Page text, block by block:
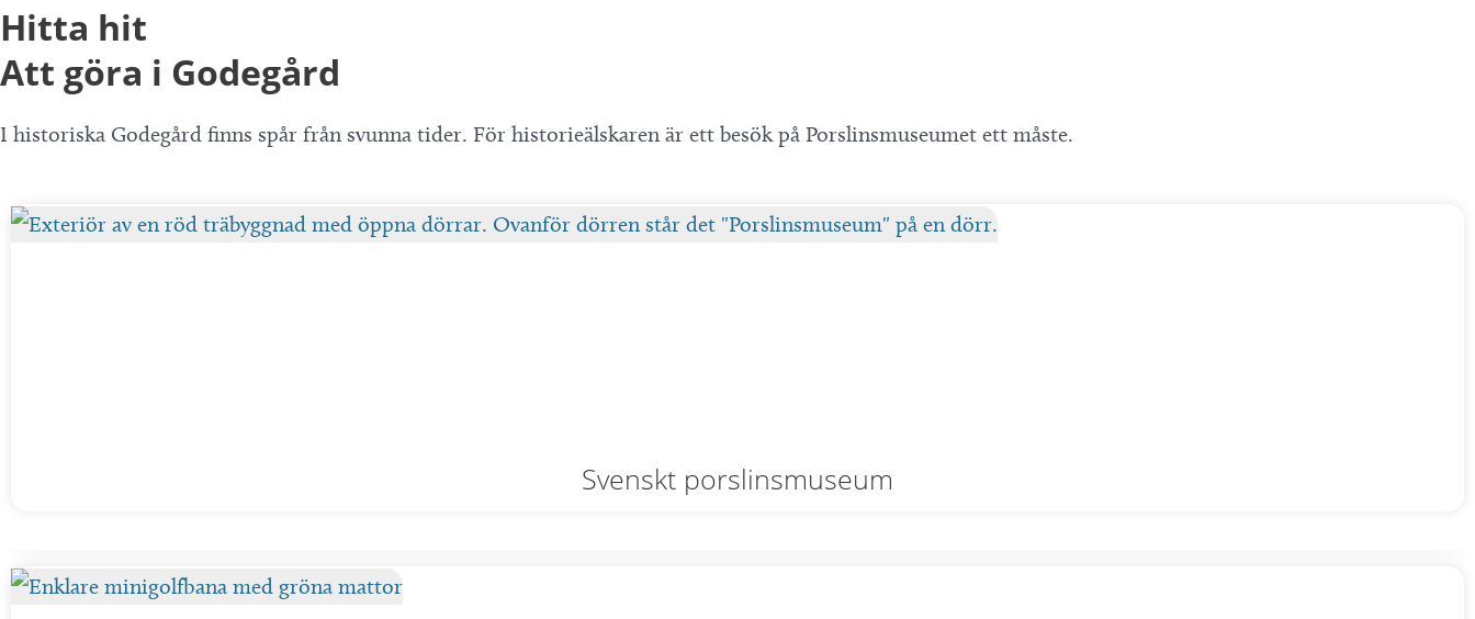
Hitta hit
Att göra i Godegård
I historiska Godegård finns spår från svunna tider. För historieälskaren är ett besök på Porslinsmuseumet ett måste.
Svenskt porslinsmuseum